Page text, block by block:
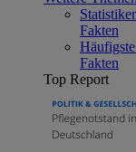
Fakten
Fakten
Top Report